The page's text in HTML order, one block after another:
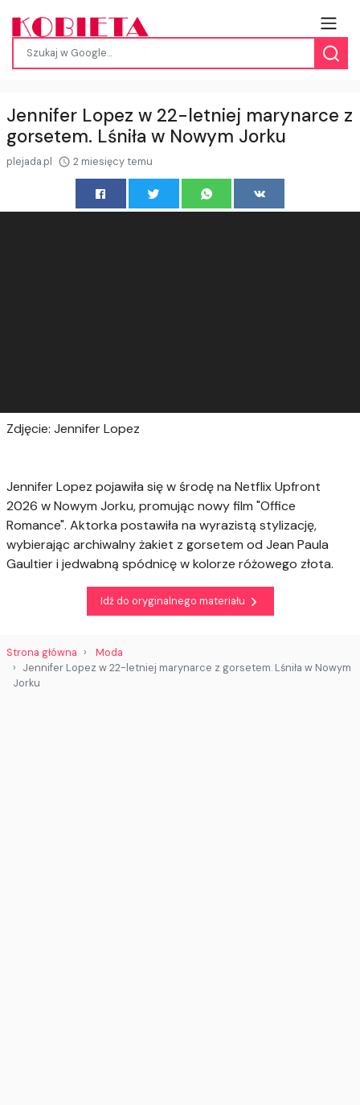
Jennifer Lopez w 22-letniej marynarce z
gorsetem. Lśniła w Nowym Jorku
plejada.pl 2 miesięcy temu
Zdjęcie: Jennifer Lopez
Jennifer Lopez pojawiła się w środę na Netflix Upfront
2026 w Nowym Jorku, promując nowy film "Office
Romance". Aktorka postawiła na wyrazistą stylizację,
wybierając archiwalny żakiet z gorsetem od Jean Paula
Gaultier i jedwabną spódnicę w kolorze różowego złota.
Idź do oryginalnego materiału
Strona główna
Moda
Jennifer Lopez w 22-letniej marynarce z gorsetem. Lśniła w Nowym
Jorku